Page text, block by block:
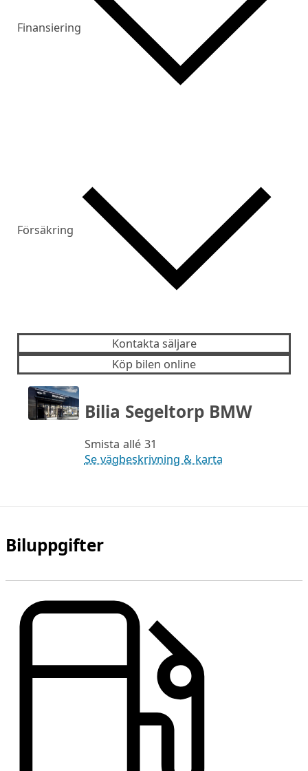
Finansiering
Försäkring
Kontakta säljare
Köp bilen online
Bilia Segeltorp BMW
Smista allé 31
Se vägbeskrivning & karta
Biluppgifter